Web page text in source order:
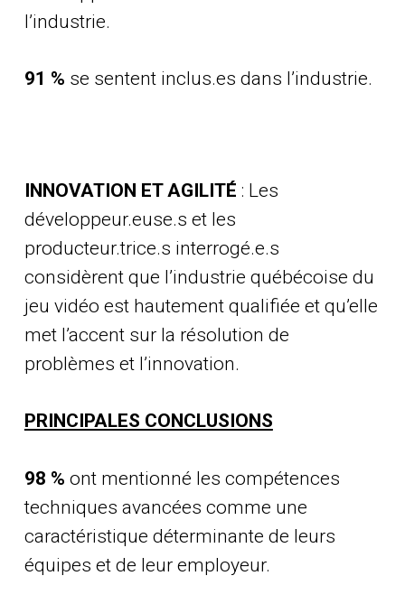
l’industrie.
91 % se sentent inclus.es dans l’industrie.
INNOVATION ET AGILITÉ : Les
développeur.euse.s et les
producteur.trice.s interrogé.e.s
considèrent que l’industrie québécoise du
jeu vidéo est hautement qualifiée et qu’elle
met l’accent sur la résolution de
problèmes et l’innovation.
PRINCIPALES CONCLUSIONS
98 % ont mentionné les compétences
techniques avancées comme une
caractéristique déterminante de leurs
équipes et de leur employeur.